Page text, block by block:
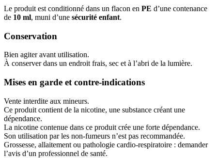
Le produit est conditionné dans un flacon en PE d’une contenance
de 10 ml, muni d’une sécurité enfant.
Conservation
Bien agiter avant utilisation.
À conserver dans un endroit frais, sec et à l’abri de la lumière.
Mises en garde et contre-indications
Vente interdite aux mineurs.
Ce produit contient de la nicotine, une substance créant une
dépendance.
La nicotine contenue dans ce produit crée une forte dépendance.
Son utilisation par les non-fumeurs n’est pas recommandée.
Grossesse, allaitement ou pathologie cardio-respiratoire : demander
l’avis d’un professionnel de santé.